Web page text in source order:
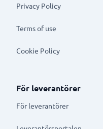
Privacy Policy
Terms of use
Cookie Policy
För leverantörer
För leverantörer